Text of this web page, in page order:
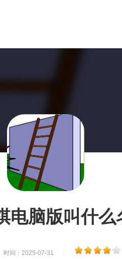
电脑版叫什么
时间：2025-07-31